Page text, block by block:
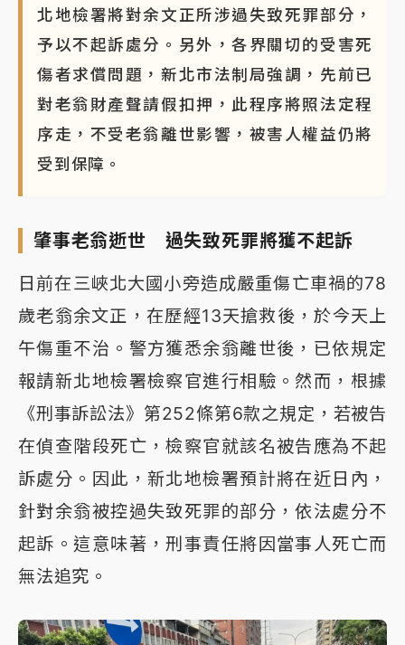
北地檢署將對余文正所涉過失致死罪部分，
予以不起訴處分。另外，各界關切的受害死
傷者求償問題，新北市法制局強調，先前已
對老翁財產聲請假扣押，此程序將照法定程
序走，不受老翁離世影響，被害人權益仍將
受到保障。
肇事老翁逝世 過失致死罪將獲不起訴
日前在三峽北大國小旁造成嚴重傷亡車禍的78
歲老翁余文正，在歷經13天搶救後，於今天上
午傷重不治。警方獲悉余翁離世後，已依規定
報請新北地檢署檢察官進行相驗。然而，根據
《刑事訴訟法》第252條第6款之規定，若被告
在偵查階段死亡，檢察官就該名被告應為不起
訴處分。因此，新北地檢署預計將在近日內，
針對余翁被控過失致死罪的部分，依法處分不
起訴。這意味著，刑事責任將因當事人死亡而
無法追究。